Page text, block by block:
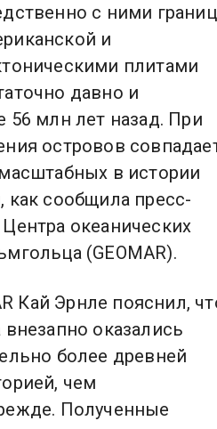
с ними
и
плитами
давно и
56 млн лет назад. При
островов
в истории
как сообщила пресс-
океанических
(GEOMAR).
Кай Эрнле пояснил,
оказались
более древней
чем
Полученные